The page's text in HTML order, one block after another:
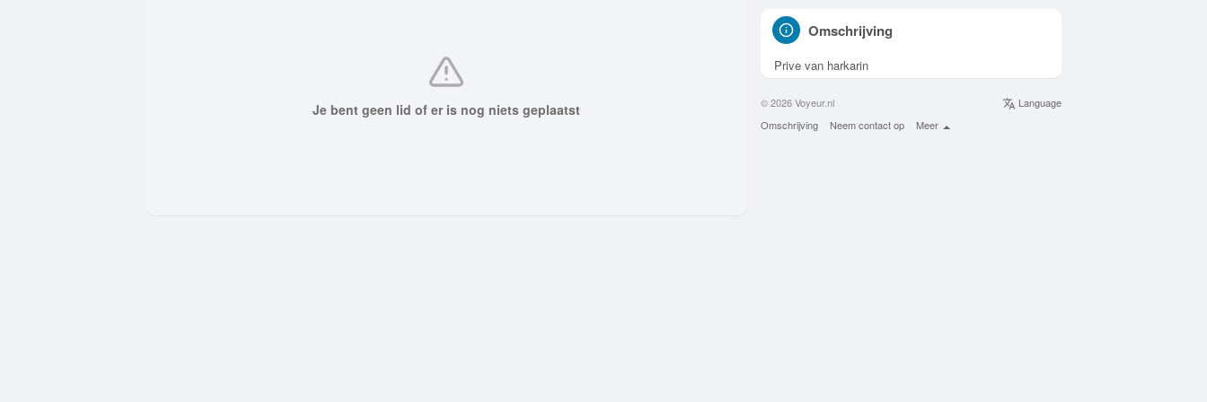
Je bent geen lid of er is nog niets geplaatst
Omschrijving
Prive van harkarin
Language
© 2026 Voyeur.nl
Omschrijving
Neem contact op Meer